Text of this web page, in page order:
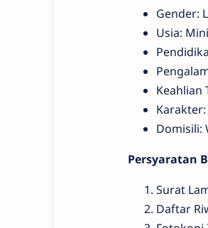
Gender:
Usia:
Keahlian
Domisili:
Persyaratan
Surat
Daftar